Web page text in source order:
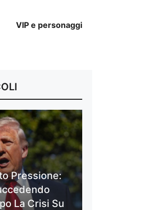
VIP e personaggi
Pressione:
La Crisi Su